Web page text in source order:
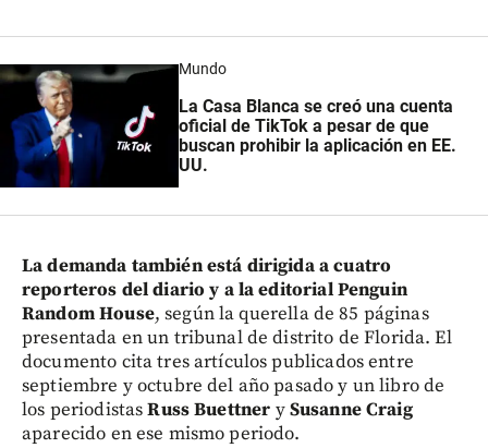
Mundo
La Casa Blanca se creó una cuenta
oficial de TikTok a pesar de que
buscan prohibir la aplicación en EE.
UU.
La demanda también está dirigida a cuatro
reporteros del diario y a la editorial Penguin
Random House, según la querella de 85 páginas
presentada en un tribunal de distrito de Florida. El
documento cita tres artículos publicados entre
septiembre y octubre del año pasado y un libro de
los periodistasRuss Buettner ySusanne Craig
aparecido en ese mismo periodo.